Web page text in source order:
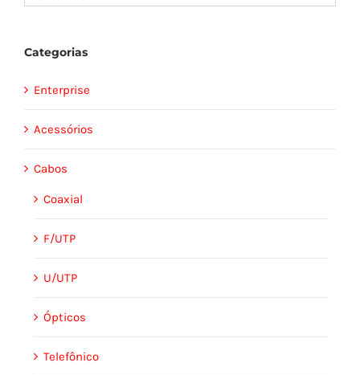
Categorias
Enterprise
Acessórios
Cabos
Coaxial
F/UTP
U/UTP
Ópticos
Telefônico